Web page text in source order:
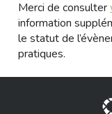
Merci de consulter
information
le statut de
pratiques.